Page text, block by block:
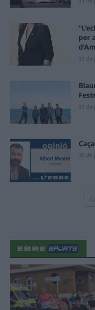
per
31 de
31 de
30 de